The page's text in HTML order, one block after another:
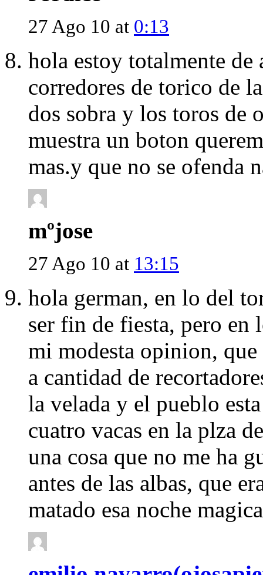
27 Ago 10 at 0:13
hola estoy totalmente de
corredores de torico de
dos sobra y los toros de
muestra un boton
mas.y que no se ofenda
mºjose
27 Ago 10 at 13:15
hola german, en lo del
ser fin de fiesta, pero en
mi modesta opinion, que
a cantidad de
la velada y el pueblo
cuatro vacas en la plza
una cosa que no me ha
antes de las albas, que
matado esa noche